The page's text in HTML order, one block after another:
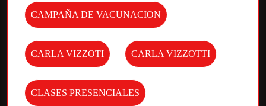
CAMPAÑA DE VACUNACION
CARLA VIZZOTI CARLA VIZZOTTI
CLASES PRESENCIALES